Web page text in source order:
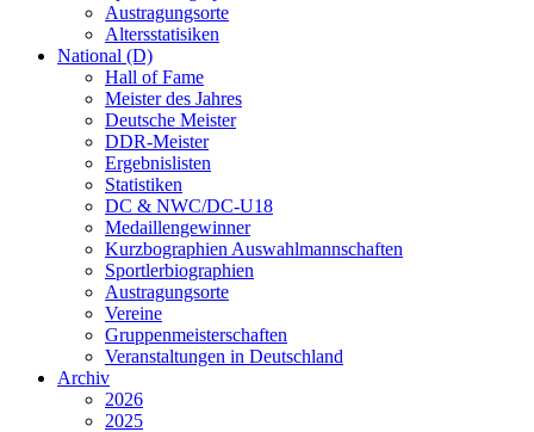
Austragungsorte
Altersstatisiken
National (D)
Hall of Fame
Meister des Jahres
Deutsche Meister
DDR-Meister
Ergebnislisten
Statistiken
DC & NWC/DC-U18
Medaillengewinner
Kurzbographien Auswahlmannschaften
Sportlerbiographien
Austragungsorte
Vereine
Gruppenmeisterschaften
Veranstaltungen in Deutschland
Archiv
2026
2025